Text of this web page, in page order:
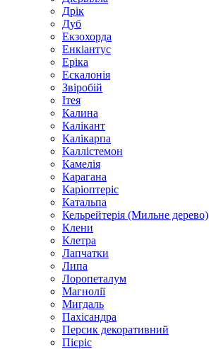
Дрік
Дуб
Екзохорда
Енкіантус
Еріка
Ескалонія
Звіробій
Ітея
Калина
Калікант
Калікарпа
Каллістемон
Камелія
Карагана
Каріоптеріс
Катальпа
Кельрейтерія (Мильне дерево)
Клени
Клетра
Лапчатки
Липа
Лоропеталум
Магнолії
Мигдаль
Пахісандра
Персик декоративний
Пієріс